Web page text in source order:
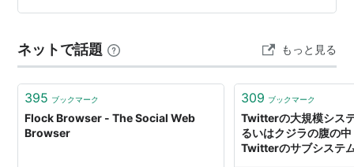
もっと驚くべき続きがある。 同じ時期、システムを運営
が、ラジオで「最も多い悪用はex-girlfriend（元カノ）の
追跡だ」と認めていたのだ。 この記事でわかること…
ネットで話題 もっと見る
395 ブックマーク
Flock Browser - The Social Web
Browser
309 ブックマーク
Twitterの大規模シス
るいはクジラの腹の
Twitterのサブシステ